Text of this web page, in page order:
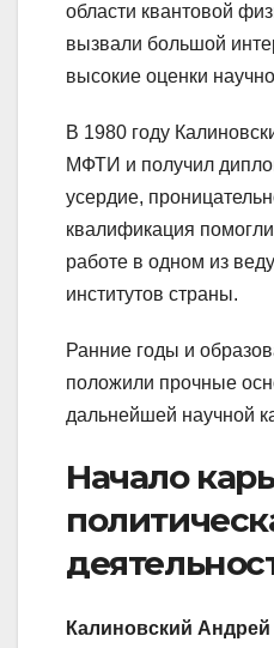
области квантовой
вызвали большой
высокие оценки
В 1980 году
МФТИ и получил
усердие,
квалификация
работе в одном из
институтов страны.
Ранние годы и
положили прочные
дальнейшей научной
Начало
Калиновский